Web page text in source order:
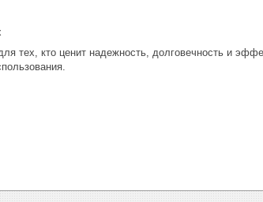
тех, кто ценит надежность, долговечность и